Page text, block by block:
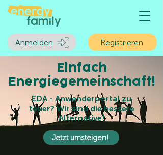
Anmelden Registrieren
Einfach
Energiegemeinschaft!
EDA - Anwenderportal zu
teuer? Wir sind die bessere
Alternative!
Jetzt umsteigen!